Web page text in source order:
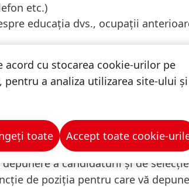
etc.)
educația dvs., ocupații
când vă depuneți candidatura
a candidaturii și de selecție
viitoare(de exemplu, prin bifarea
Câmpurile de date
a candidaturii și de
de poziția pentru care vă
acord cu stocarea cookie-urilor pe
a analiza utilizarea site-ului și
toate Accept toate cookie-